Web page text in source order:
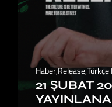
Haber,Release,Türkçe
21 ŞUBAT